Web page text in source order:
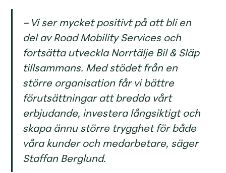
– Vi ser mycket positivt på att bli en
del av Road Mobility Services och
fortsätta utveckla Norrtälje Bil & Släp
tillsammans. Med stödet från en
större organisation får vi bättre
förutsättningar att bredda vårt
erbjudande, investera långsiktigt och
skapa ännu större trygghet för både
våra kunder och medarbetare, säger
Staffan Berglund.